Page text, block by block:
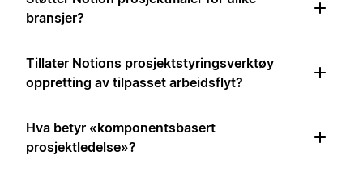
bransjer?
Tillater Notions prosjektstyringsverktøy
oppretting av tilpasset arbeidsflyt?
Hva betyr «komponentsbasert
prosjektledelse»?